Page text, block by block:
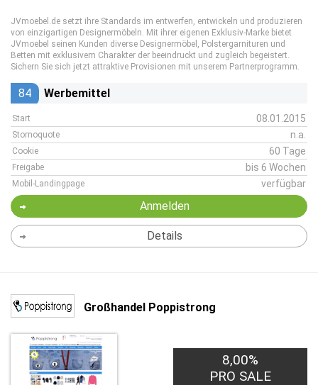
JVmoebel.de setzt ihre Standards im entwerfen, entwickeln und produzieren
von einzigartigen Designermöbeln. Mit ihrer eigenen Exklusiv-Marke bietet
JVmoebel seinen Kunden diverse Designermöbel, Polstergarnituren und
Betten mit exklusivem Charakter der beeindruckt und zugleich begeistert.
Sichern Sie sich jetzt attraktive Provisionen mit unserem Partnerprogramm.
84 Werbemittel
Start 08.01.2015
Stornoquote n.a.
Cookie 60 Tage
Freigabe bis 6 Wochen
Mobil-Landingpage verfügbar
Anmelden
Details
Großhandel Poppistrong
1,00€
PRO LEAD
8,00%
PRO SALE